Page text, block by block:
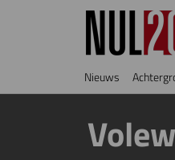
Overslaan en naar de inhoud gaan
Nieuws